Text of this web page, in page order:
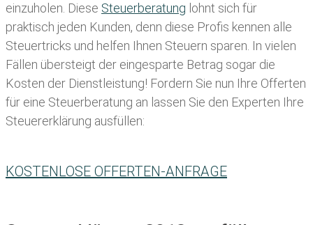
einzuholen. Diese Steuerberatung lohnt sich für
praktisch jeden Kunden, denn diese Profis kennen alle
Steuertricks und helfen Ihnen Steuern sparen. In vielen
Fällen übersteigt der eingesparte Betrag sogar die
Kosten der Dienstleistung! Fordern Sie nun Ihre Offerten
für eine Steuerberatung an lassen Sie den Experten Ihre
Steuererklärung ausfüllen:
KOSTENLOSE OFFERTEN-ANFRAGE